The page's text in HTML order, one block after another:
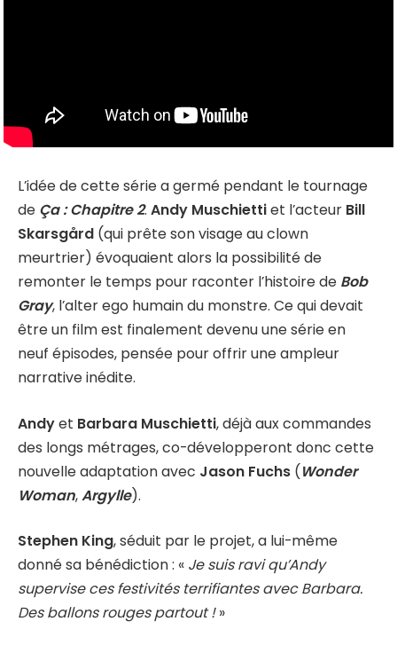
L’idée de cette série a germé pendant le tournage
de Ça : Chapitre 2. Andy Muschiettiet l’acteur Bill
Skarsgård (qui prête son visage au clown
meurtrier) évoquaient alors la possibilité de
remonter le temps pour raconter l’histoire de Bob
Gray, l’alter ego humain du monstre. Ce qui devait
être un film est finalement devenu une série en
neuf épisodes, pensée pour offrir une ampleur
narrative inédite.
Andyet Barbara Muschietti, déjà aux commandes
des longs métrages, co-développeront donc cette
nouvelle adaptation avec Jason Fuchs (Wonder
Woman,Argylle).
Stephen King, séduit par le projet, a lui-même
donné sa bénédiction : « Je suis ravi qu’Andy
supervise ces festivités terrifiantes avec Barbara.
Des ballons rouges partout !»